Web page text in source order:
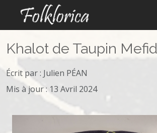
Khalot de Taupin
Écrit par : Julien PÉAN
Mis à jour : 13 Avril 2024